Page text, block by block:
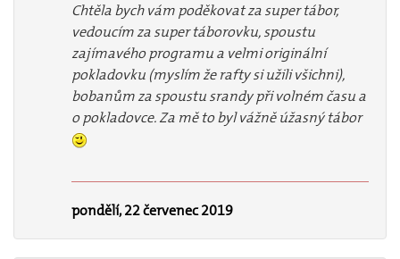
Chtěla bych vám poděkovat za super tábor,
vedoucím za super táborovku, spoustu
zajímavého programu a velmi originální
pokladovku (myslím že rafty si užili všichni),
bobanům za spoustu srandy při volném času a
o pokladovce. Za mě to byl vážně úžasný tábor
pondělí, 22 červenec 2019